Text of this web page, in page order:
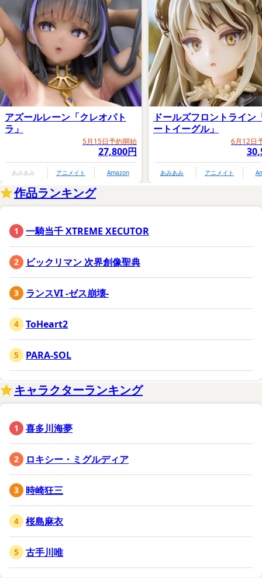
アズールレーン「クレオパト
ラ」
5月15日予約開始
27,800円
あみあみ アニメイト Amazon
ドールズフロントライン
ートイーグル」
6月12日
あみあみ アニメイト
作品ランキング
一騎当千 XTREME XECUTOR
ビックリマン 次界創像聖典
ランスVI -ゼス崩壊-
ToHeart2
PARA-SOL
キャラクターランキング
喜多川海夢
ロキシー・ミグルディア
時崎狂三
桜島麻衣
古手川唯